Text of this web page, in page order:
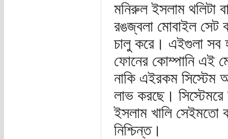
মনিরুল ইসলাম থলিটা
রঙজ্বলা মোবাইল সেট
চালু করে। এইগুলা সব
ফোনের কোম্পানি এই
নাকি এইরকম সিস্টেম
লাভ করছে। সিস্টেমরে
ইসলাম খালি সেইমতো
নিশ্চিন্ত।